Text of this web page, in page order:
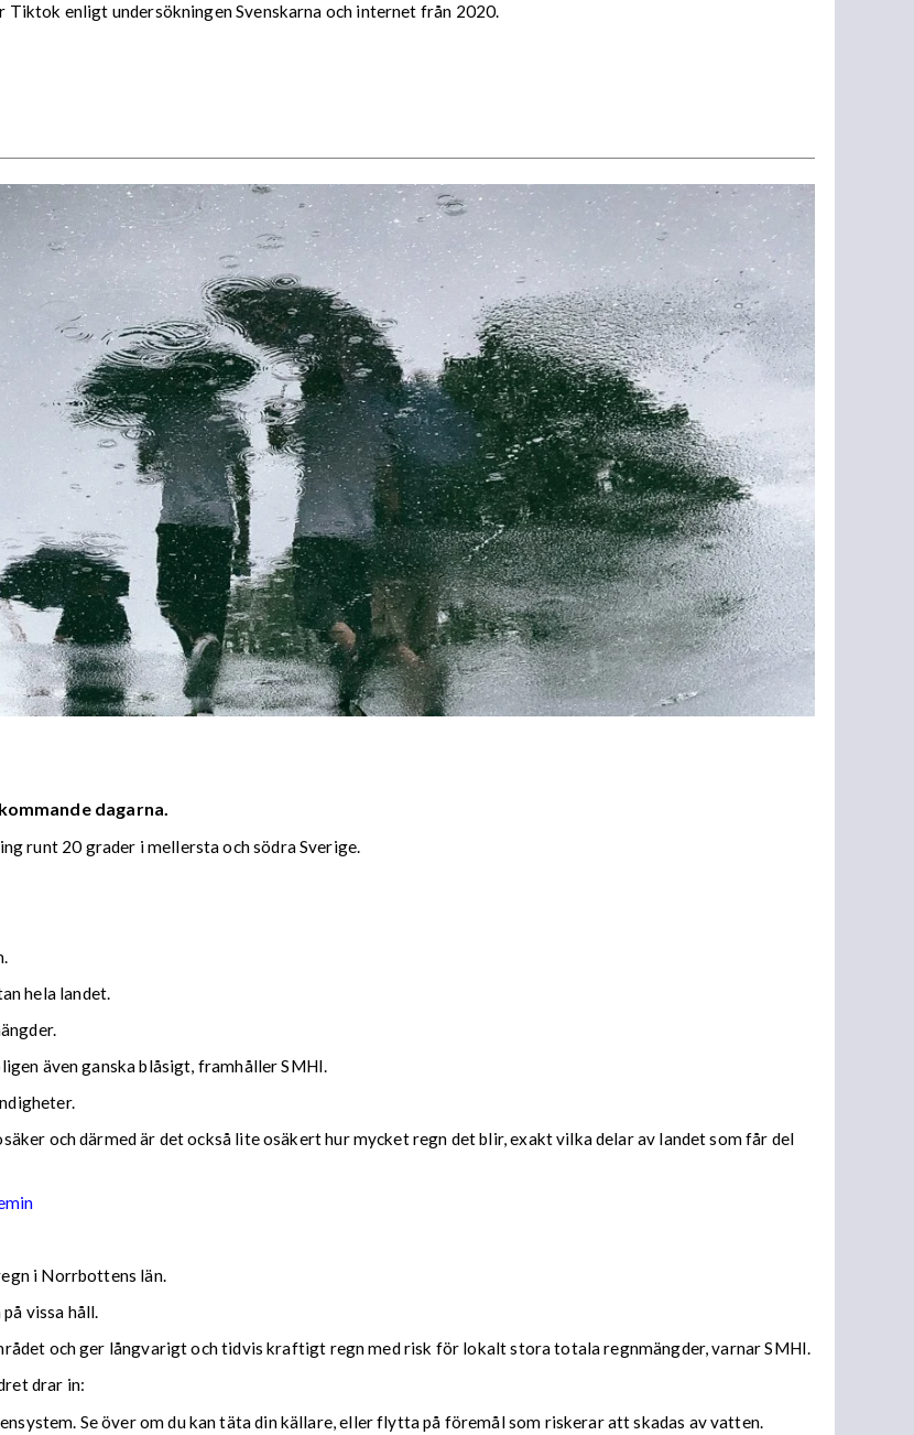
enligt undersökningen Svenskarna och internet från 2020.
dagarna.
runt 20 grader i mellersta och södra Sverige.
hela landet.
även ganska blåsigt, framhåller SMHI.
och därmed är det också lite osäkert hur mycket regn det blir, exakt vilka delar av landet som får del
i Norrbottens län.
vissa håll.
och ger långvarigt och tidvis kraftigt regn med risk för lokalt stora totala regnmängder, varnar SMHI.
drar in:
Se över om du kan täta din källare, eller flytta på föremål som riskerar att skadas av vatten.